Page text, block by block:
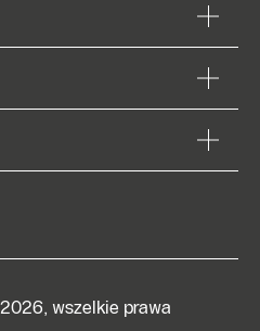
wszelkie prawa